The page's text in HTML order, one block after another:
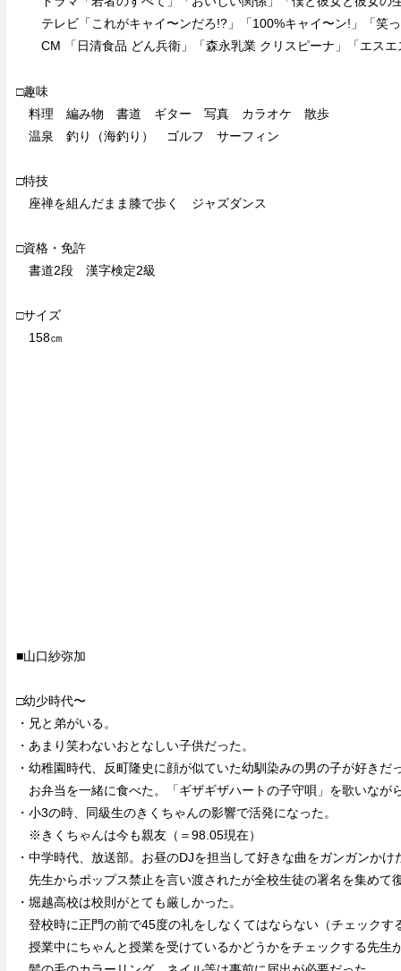
テレビ「これがキャイ〜ンだろ!?」「100%キャイ〜ン!」「笑っ
CM 「日清食品 どん兵衛」「森永乳業 クリスピーナ」「エスエ
□趣味
料理 編み物 書道 ギター 写真 カラオケ 散歩
温泉 釣り（海釣り） ゴルフ サーフィン
□特技
座禅を組んだまま膝で歩く ジャズダンス
□資格・免許
書道2段 漢字検定2級
□サイズ
158㎝
■山口紗弥加
□幼少時代〜
・兄と弟がいる。
・あまり笑わないおとなしい子供だった。
・幼稚園時代、反町隆史に顔が似ていた幼馴染みの男の子が好きだっ
お弁当を一緒に食べた。「ギザギザハートの子守唄」を歌いなが
・小3の時、同級生のきくちゃんの影響で活発になった。
※きくちゃんは今も親友（＝98.05現在）
・中学時代、放送部。お昼のDJを担当して好きな曲をガンガンかけ
先生からポップス禁止を言い渡されたが全校生徒の署名を集めて復
・堀越高校は校則がとても厳しかった。
登校時に正門の前で45度の礼をしなくてはならない（チェックす
授業中にちゃんと授業を受けているかどうかをチェックする先生が